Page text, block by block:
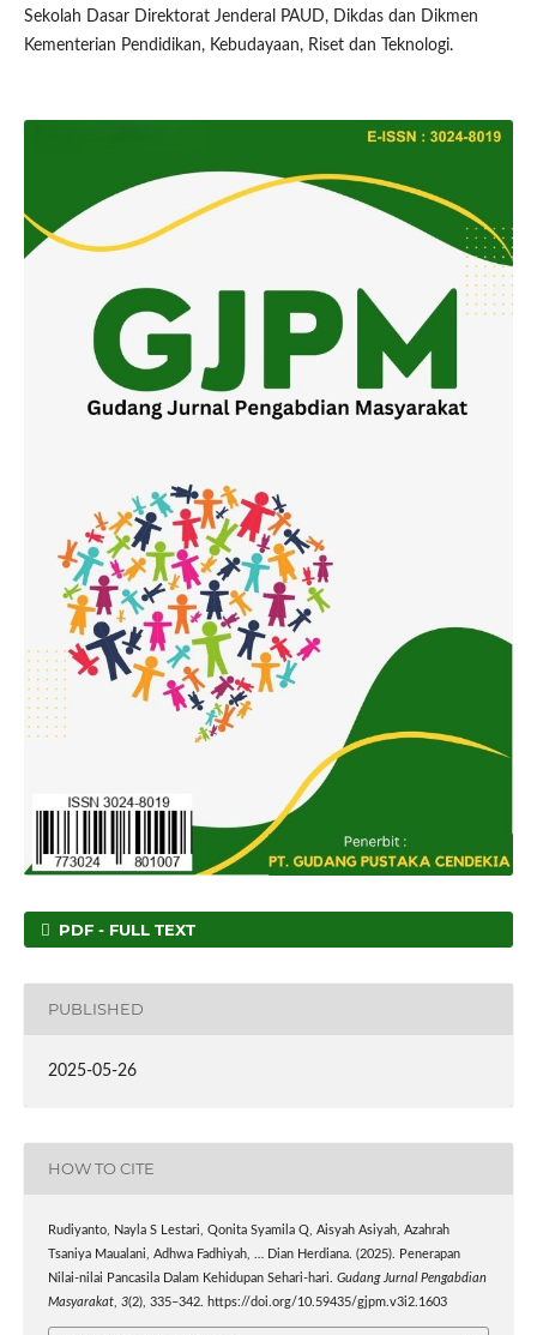
Sekolah Dasar Direktorat Jenderal PAUD, Dikdas dan Dikmen
Kementerian Pendidikan, Kebudayaan, Riset dan Teknologi.
PDF - FULL TEXT
PUBLISHED
2025-05-26
HOW TO CITE
Rudiyanto, Nayla S Lestari, Qonita Syamila Q, Aisyah Asiyah, Azahrah
Tsaniya Maualani, Adhwa Fadhiyah, … Dian Herdiana. (2025). Penerapan
Nilai-nilai Pancasila Dalam Kehidupan Sehari-hari. Gudang Jurnal Pengabdian
Masyarakat, 3(2), 335–342. https://doi.org/10.59435/gjpm.v3i2.1603